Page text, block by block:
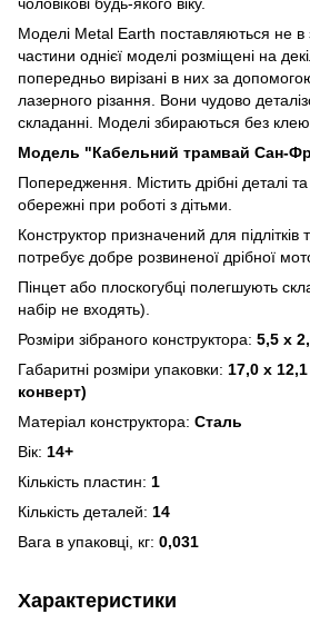
Моделі Metal Earth поставляються не в
частини однієї моделі розміщені на
попередньо вирізані в них за
лазерного різання. Вони чудово
складанні. Моделі збираються без клею.
Модель "Кабельний трамвай Сан-
Попередження. Містить дрібні деталі та
обережні при роботі з дітьми.
Конструктор призначений для підлітків
потребує добре розвиненої дрібної
Пінцет або плоскогубці полегшують
набір не входять).
Розміри зібраного конструктора: 5,5 х
Габаритні розміри упаковки: 17,0 х
конверт)
Матеріал конструктора: Сталь
Вік: 14+
Кількість пластин: 1
Кількість деталей: 14
Вага в упаковці, кг: 0,031
Характеристики